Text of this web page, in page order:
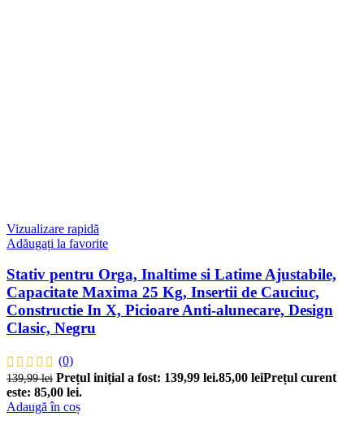
Vizualizare rapidă
Adăugați la favorite
Stativ pentru Orga, Inaltime si Latime Ajustabile,
Capacitate Maxima 25 Kg, Insertii de Cauciuc,
Constructie In X, Picioare Anti-alunecare, Design
Clasic, Negru
(0)
139,99lei Prețul inițial a fost: 139,99 lei.85,00 leiPrețul curent
este: 85,00 lei.
Adaugă în coș